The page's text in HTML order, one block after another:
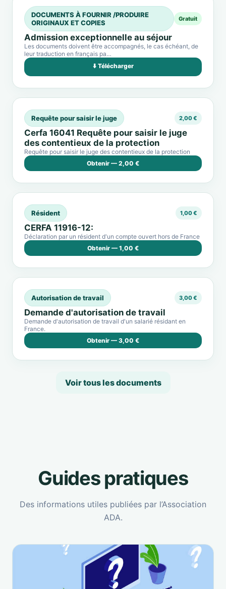
DOCUMENTS À FOURNIR /PRODUIRE
ORIGINAUX ET COPIES
Gratuit
Admission exceptionnelle au séjour
Les documents doivent être accompagnés, le cas échéant, de
leur traduction en français pa…
⬇️ Télécharger
Requête pour saisir le juge 2,00 €
Cerfa 16041 Requête pour saisir le juge
des contentieux de la protection
Requête pour saisir le juge des contentieux de la protection
Obtenir — 2,00 €
Résident 1,00 €
CERFA 11916-12:
Déclaration par un résident d'un compte ouvert hors de France
Obtenir — 1,00 €
Autorisation de travail 3,00 €
Demande d'autorisation de travail
Demande d'autorisation de travail d'un salarié résidant en
France.
Obtenir — 3,00 €
Voir tous les documents
Guides pratiques
Des informations utiles publiées par l’Association
ADA.